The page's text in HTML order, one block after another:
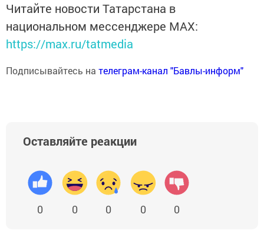
Читайте новости Татарстана в
национальном мессенджере MАХ:
https://max.ru/tatmedia
Подписывайтесь на телеграм-канал "Бавлы-информ"
Оставляйте реакции
0 0 0 0 0